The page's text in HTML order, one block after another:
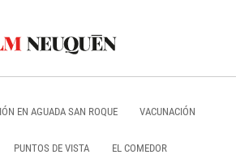
EN AGUADA SAN ROQUE VACUNACIÓN
PUNTOS DE VISTA EL COMEDOR